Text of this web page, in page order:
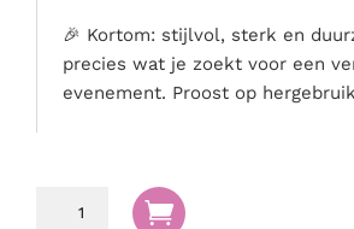
🎉 Kortom: stijlvol, sterk en
precies wat je zoekt voor een
evenement. Proost op
Herbruikbaar